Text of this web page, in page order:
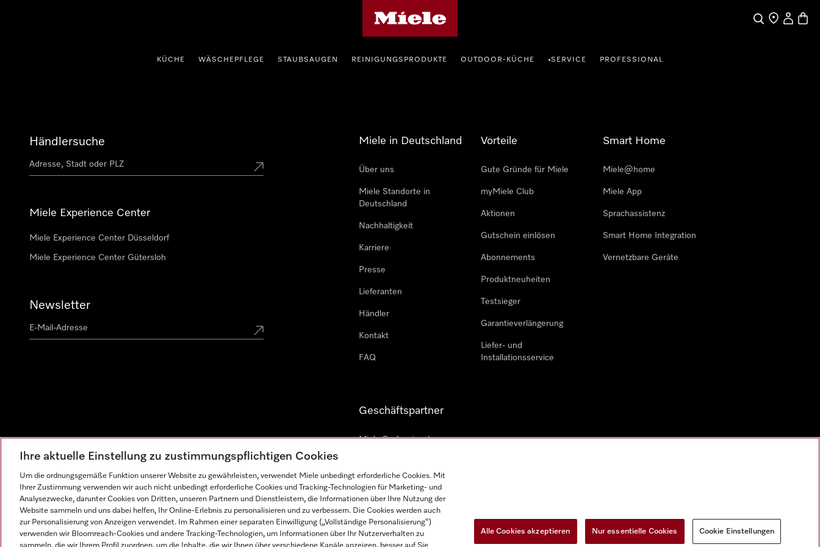
SucheHändler
Mein
KÜCHE WÄSCHEPFLEGE STAUBSAUGEN REINIGUNGSPRODUKTE OUTDOOR-KÜCHE •SERVICE PROFESSIONAL
Händlersuche
Miele Experience Center
Miele Experience Center Düsseldorf
Miele Experience Center Gütersloh
Newsletter
Miele in Deutschland
Über uns
Miele Standorte in
Deutschland
Nachhaltigkeit
Karriere
Presse
Lieferanten
Händler
Kontakt
FAQ
Vorteile
Gute Gründe für Miele
myMiele Club
Aktionen
Gutschein einlösen
Abonnements
Produktneuheiten
Testsieger
Garantieverlängerung
Liefer- und
Installationsservice
Smart Home
Miele@home
Miele App
Sprachassistenz
Smart Home Integration
Vernetzbare Geräte
Geschäftspartner
Miele Professional
Miele Marine
Architekten und Bauträger
Ihre aktuelle Einstellung zu zustimmungspflichtigen Cookies
Um die ordnungsgemäße Funktion unserer Website zu gewährleisten, verwendet Miele unbedingt erforderliche Cookies. Mit
Ihrer Zustimmung verwenden wir auch nicht unbedingt erforderliche Cookies und Tracking-Technologien für Marketing- und
Analysezwecke, darunter Cookies von Dritten, unseren Partnern und Dienstleistern, die Informationen über Ihre Nutzung der
Website sammeln und uns dabei helfen, Ihr Online-Erlebnis zu personalisieren und zu verbessern. Die Cookies werden auch
zur Personalisierung von Anzeigen verwendet. Im Rahmen einer separaten Einwilligung („Vollständige Personalisierung“)
verwenden wir Bloomreach-Cookies und andere Tracking-Technologien, um Informationen über Ihr Nutzerverhalten zu
Alle Cookies akzeptieren Nur essentielle Cookies Cookie Einstellungen